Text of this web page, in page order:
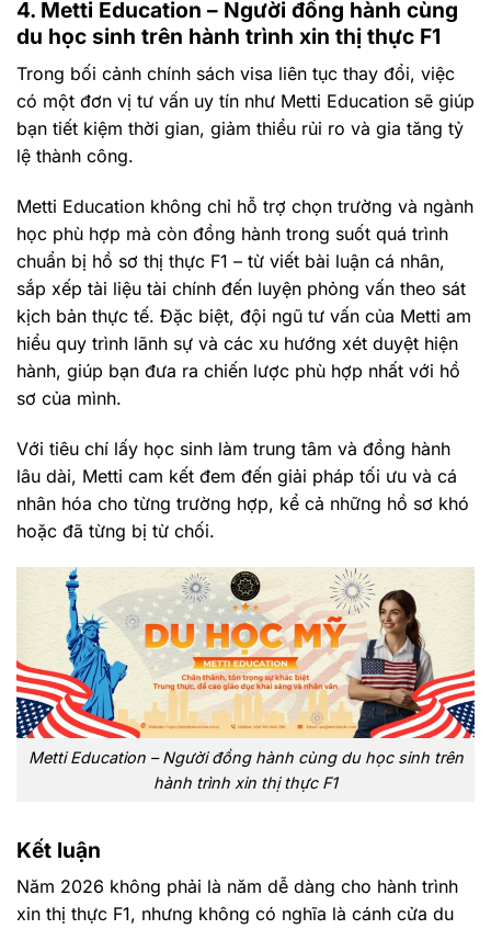
4. Metti Education – Người đồng hành cùng
du học sinh trên hành trình xin thị thực F1
Trong bối cảnh chính sách visa liên tục thay đổi, việc
có một đơn vị tư vấn uy tín như Metti Education sẽ giúp
bạn tiết kiệm thời gian, giảm thiểu rủi ro và gia tăng tỷ
lệ thành công.
Metti Education không chỉ hỗ trợ chọn trường và ngành
học phù hợp mà còn đồng hành trong suốt quá trình
chuẩn bị hồ sơ thị thực F1 – từ viết bài luận cá nhân,
sắp xếp tài liệu tài chính đến luyện phỏng vấn theo sát
kịch bản thực tế. Đặc biệt, đội ngũ tư vấn của Metti am
hiểu quy trình lãnh sự và các xu hướng xét duyệt hiện
hành, giúp bạn đưa ra chiến lược phù hợp nhất với hồ
sơ của mình.
Với tiêu chí lấy học sinh làm trung tâm và đồng hành
lâu dài, Metti cam kết đem đến giải pháp tối ưu và cá
nhân hóa cho từng trường hợp, kể cả những hồ sơ khó
hoặc đã từng bị từ chối.
Metti Education – Người đồng hành cùng du học sinh trên
hành trình xin thị thực F1
Kết luận
Năm 2026 không phải là năm dễ dàng cho hành trình
xin thị thực F1, nhưng không có nghĩa là cánh cửa du